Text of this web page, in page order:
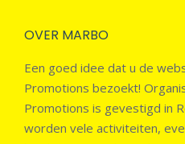
OVER MARBO
Een goed idee dat u de
Promotions bezoekt!
Promotions is gevestigd in
worden vele activiteiten,